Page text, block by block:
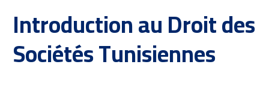
Introduction au Droit des
Sociétés Tunisiennes